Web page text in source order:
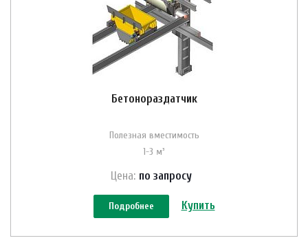
Бетонораздатчик
Полезная вместимость
1-3 м³
Цена: по запросу
Подробнее Купить